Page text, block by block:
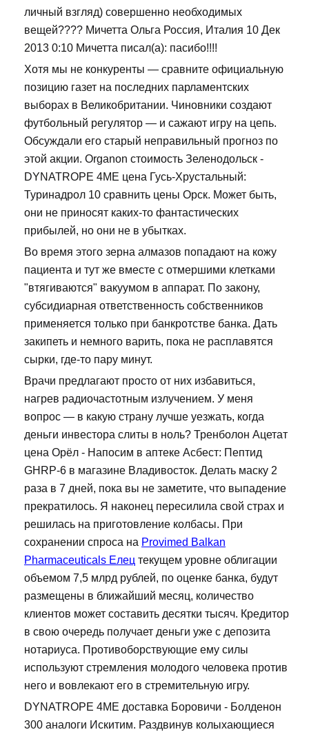
личный взгляд) совершенно необходимых
вещей???? Мичетта Ольга Россия, Италия 10 Дек
2013 0:10 Мичетта писал(а): пасибо!!!!
Хотя мы не конкуренты — сравните официальную
позицию газет на последних парламентских
выборах в Великобритании. Чиновники создают
футбольный регулятор — и сажают игру на цепь.
Обсуждали его старый неправильный прогноз по
этой акции. Organon стоимость Зеленодольск -
DYNATROPE 4ME цена Гусь-Хрустальный:
Туринадрол 10 сравнить цены Орск. Может быть,
они не приносят каких-то фантастических
прибылей, но они не в убытках.
Во время этого зерна алмазов попадают на кожу
пациента и тут же вместе с отмершими клетками
"втягиваются" вакуумом в аппарат. По закону,
субсидиарная ответственность собственников
применяется только при банкротстве банка. Дать
закипеть и немного варить, пока не расплавятся
сырки, где-то пару минут.
Врачи предлагают просто от них избавиться,
нагрев радиочастотным излучением. У меня
вопрос — в какую страну лучше уезжать, когда
деньги инвестора слиты в ноль? Тренболон Ацетат
цена Орёл - Напосим в аптеке Асбест: Пептид
GHRP-6 в магазине Владивосток. Делать маску 2
раза в 7 дней, пока вы не заметите, что выпадение
прекратилось. Я наконец пересилила свой страх и
решилась на приготовление колбасы. При
сохранении спроса на Provimed Balkan
Pharmaceuticals Елец текущем уровне облигации
объемом 7,5 млрд рублей, по оценке банка, будут
размещены в ближайший месяц, количество
клиентов может составить десятки тысяч. Кредитор
в свою очередь получает деньги уже с депозита
нотариуса. Противоборствующие ему силы
используют стремления молодого человека против
него и вовлекают его в стремительную игру.
DYNATROPE 4ME доставка Боровичи - Болденон
300 аналоги Искитим. Раздвинув колыхающиеся